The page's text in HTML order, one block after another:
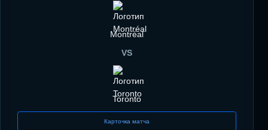
Montréal
VS
Toronto
Карточка матча